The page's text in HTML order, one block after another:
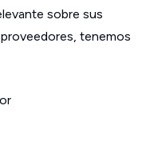
sobre sus
tenemos